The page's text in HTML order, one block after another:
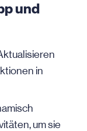
und
in
um sie